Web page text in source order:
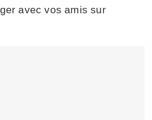
avec vos amis sur